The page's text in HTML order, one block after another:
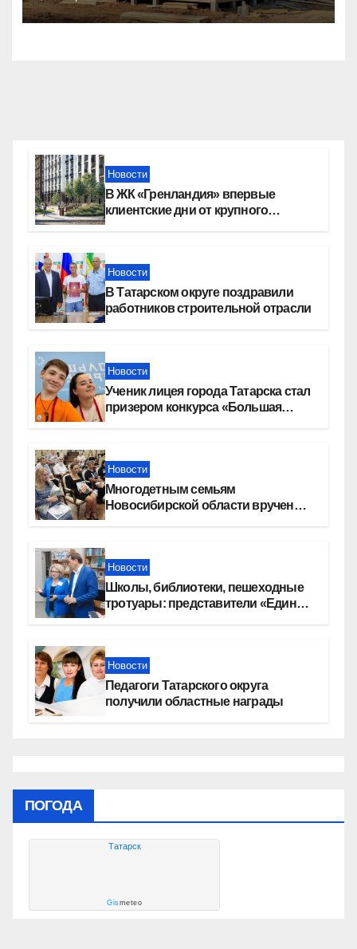
тысяч семей
Новости
В ЖК «Гренландия» впервые
клиентские дни от крупного
Новости
В Татарском округе поздравили
работников строительной отрасли
Новости
Ученик лицея города Татарска стал
призером конкурса «Большая
Новости
Многодетным семьям
Новосибирской области вручены
Новости
Школы, библиотеки, пешеходные
тротуары: представители «Единой
Новости
Педагоги Татарского округа
получили областные награды
ПОГОДА
Татарск
Gismeteo